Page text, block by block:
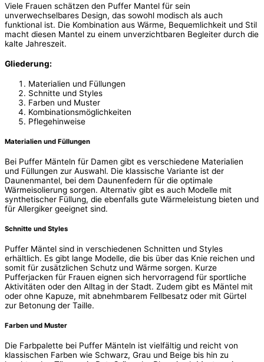
Viele Frauen schätzen den Puffer Mantel für sein
unverwechselbares Design, das sowohl modisch als auch
funktional ist. Die Kombination aus Wärme, Bequemlichkeit und Stil
macht diesen Mantel zu einem unverzichtbaren Begleiter durch die
kalte Jahreszeit.
Gliederung:
Materialien und Füllungen
Schnitte und Styles
Farben und Muster
Kombinationsmöglichkeiten
Pflegehinweise
Materialien und Füllungen
Bei Puffer Mänteln für Damen gibt es verschiedene Materialien
und Füllungen zur Auswahl. Die klassische Variante ist der
Daunenmantel, bei dem Daunenfedern für die optimale
Wärmeisolierung sorgen. Alternativ gibt es auch Modelle mit
synthetischer Füllung, die ebenfalls gute Wärmeleistung bieten und
für Allergiker geeignet sind.
Schnitte und Styles
Puffer Mäntel sind in verschiedenen Schnitten und Styles
erhältlich. Es gibt lange Modelle, die bis über das Knie reichen und
somit für zusätzlichen Schutz und Wärme sorgen. Kurze
Pufferjacken für Frauen eignen sich hervorragend für sportliche
Aktivitäten oder den Alltag in der Stadt. Zudem gibt es Mäntel mit
oder ohne Kapuze, mit abnehmbarem Fellbesatz oder mit Gürtel
zur Betonung der Taille.
Farben und Muster
Die Farbpalette bei Puffer Mänteln ist vielfältig und reicht von
klassischen Farben wie Schwarz, Grau und Beige bis hin zu